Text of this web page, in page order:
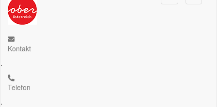
Kontakt
.
Telefon
.